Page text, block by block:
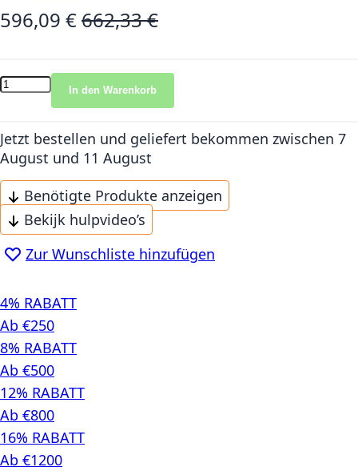
Sonderangebot
596,09 € Normalpreis
662,33 €
In den Warenkorb
Jetzt bestellen und geliefert bekommen zwischen 7
August und 11 August
Benötigte Produkte anzeigen
Bekijk hulpvideo’s
Zur Wunschliste hinzufügen
4% RABATT
Ab €250
8% RABATT
Ab €500
12% RABATT
Ab €800
16% RABATT
Ab €1200